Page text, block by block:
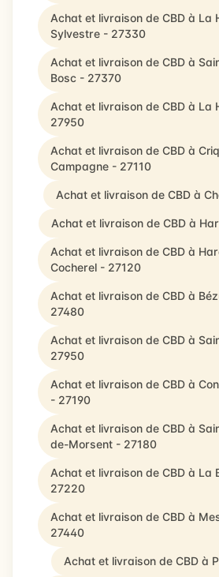
Achat et livraison de CBD à La
Sylvestre - 27330
Achat et livraison de CBD à
Bosc - 27370
Achat et livraison de CBD à La
27950
Achat et livraison de CBD à
Campagne - 27110
Achat et livraison de CBD à
Achat et livraison de CBD à
Achat et livraison de CBD à
Cocherel - 27120
Achat et livraison de CBD à
27480
Achat et livraison de CBD à
27950
Achat et livraison de CBD à
- 27190
Achat et livraison de CBD à
de-Morsent - 27180
Achat et livraison de CBD à La
27220
Achat et livraison de CBD à
27440
Achat et livraison de CBD à